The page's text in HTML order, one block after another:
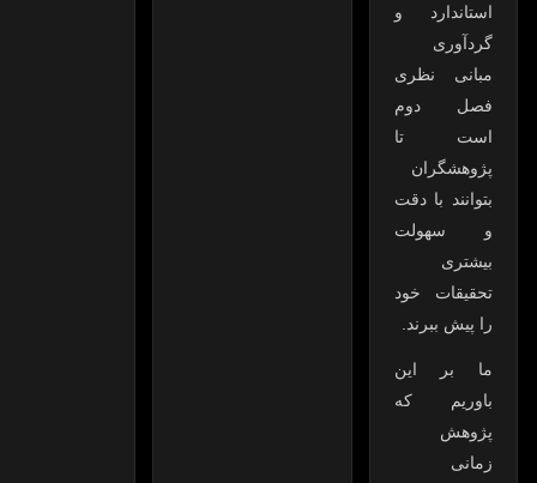
استاندارد و
گردآوری
مبانی نظری
فصل دوم
است تا
پژوهشگران
بتوانند با دقت
و سهولت
بیشتری
تحقیقات خود
را پیش ببرند.
ما بر این
باوریم که
پژوهش
زمانی